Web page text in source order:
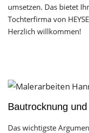
umsetzen. Das bietet
Tochterfirma von
Herzlich willkommen!
Bautrocknung
Das wichtigste